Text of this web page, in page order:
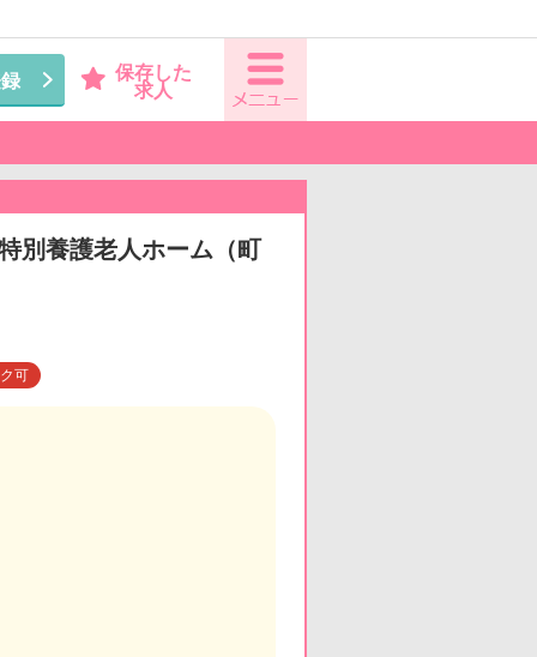
保存した
求人
別養護老人ホーム（町
可